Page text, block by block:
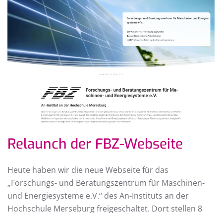
Relaunch der FBZ-Webseite
Heute haben wir die neue Webseite für das
„Forschungs- und Beratungszentrum für Maschinen-
und Energiesysteme e.V.“ des An-Instituts an der
Hochschule Merseburg freigeschaltet. Dort stellen 8